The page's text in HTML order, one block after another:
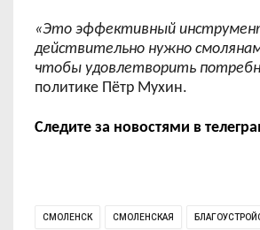
«Это эффективный
действительно нужно
чтобы удовлетворить
политике Пётр Мухин.
Следите за новостями в
СМОЛЕНСК СМОЛЕНСКАЯ